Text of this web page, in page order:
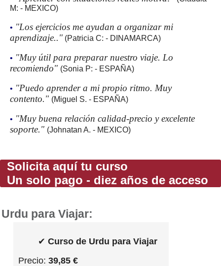
M: - MEXICO)
• "Los ejercicios me ayudan a organizar mi
aprendizaje.." (Patricia C: - DINAMARCA)
• "Muy útil para preparar nuestro viaje. Lo
recomiendo" (Sonia P: - ESPAÑA)
• "Puedo aprender a mi propio ritmo. Muy
contento." (Miguel S. - ESPAÑA)
• "Muy buena relación calidad-precio y excelente
soporte." (Johnatan A. - MEXICO)
Solicita aquí tu curso
Un solo pago - diez años de acceso
Urdu para Viajar:
✔ Curso de Urdu para Viajar
Precio: 39,85 €